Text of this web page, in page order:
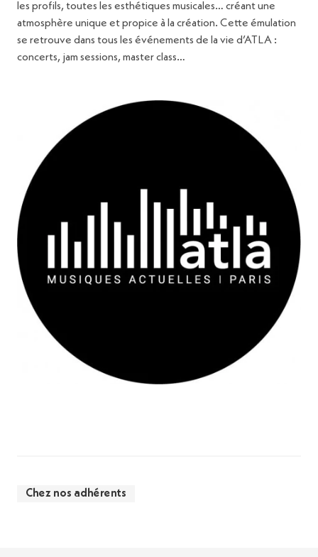
les profils, toutes les esthétiques musicales… créant une
atmosphère unique et propice à la création. Cette émulation
se retrouve dans tous les événements de la vie d’ATLA :
concerts, jam sessions, master class…
Chez nos adhérents